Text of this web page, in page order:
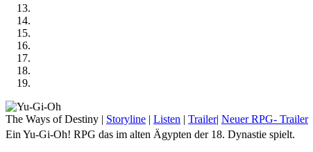
The Ways of Destiny | Storyline | Listen | Trailer| Neuer RPG- Trailer
Ein Yu-Gi-Oh! RPG das im alten Ägypten der 18. Dynastie spielt.